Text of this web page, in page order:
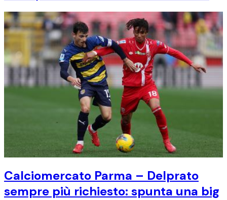
Calciomercato Parma – Delprato
sempre più richiesto: spunta una big